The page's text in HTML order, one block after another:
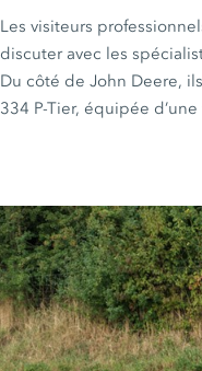
Les visiteurs
discuter avec les
Du côté de John Deere,
334 P-Tier, équipée